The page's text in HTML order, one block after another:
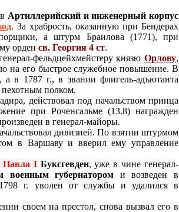
Артиллерийский и инженерный корпус
. За храбрость, оказанную при Бендерах
а штурм Браилова (1771), при
орден св. Георгия 4 ст.
фельдцейхмейстеру князю Орлову,
на его быстрое служебное повышение. В
в 1787 г., в звании флигель-адъютанта
полком.
действовал под начальством принца
при Роченсальме (13.8) награжден
в генерал-майоры.
дивизией. По взятии штурмом
в Варшаву и вверил ему управление
Павла I Буксгевден, уже в чине генерал-
военным губернатором и возведен в
г. уволен от службы и удалился в
своем на престол, снова вызвал его в